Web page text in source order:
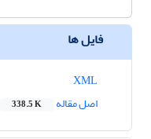
فایل ها
اصل مقاله
338.5 K